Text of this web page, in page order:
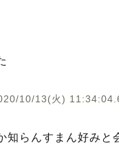
10/13(火)
知らんすまん好みと